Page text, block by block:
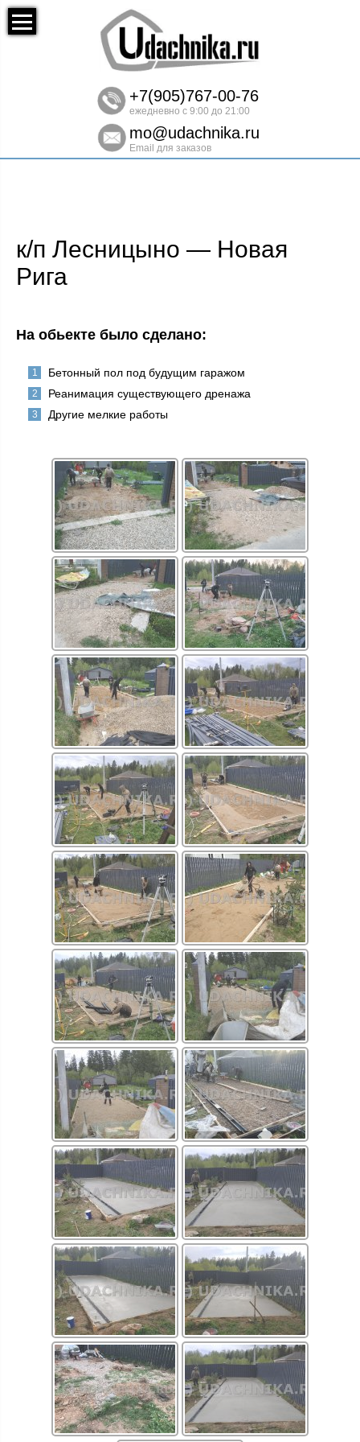
+7(905)767-00-76
ежедневно с 9:00 до 21:00
mo@udachnika.ru
Email для заказов
к/п Лесницыно — Новая
Рига
На обьекте было сделано:
Бетонный пол под будущим гаражом
Реанимация существующего дренажа
Другие мелкие работы